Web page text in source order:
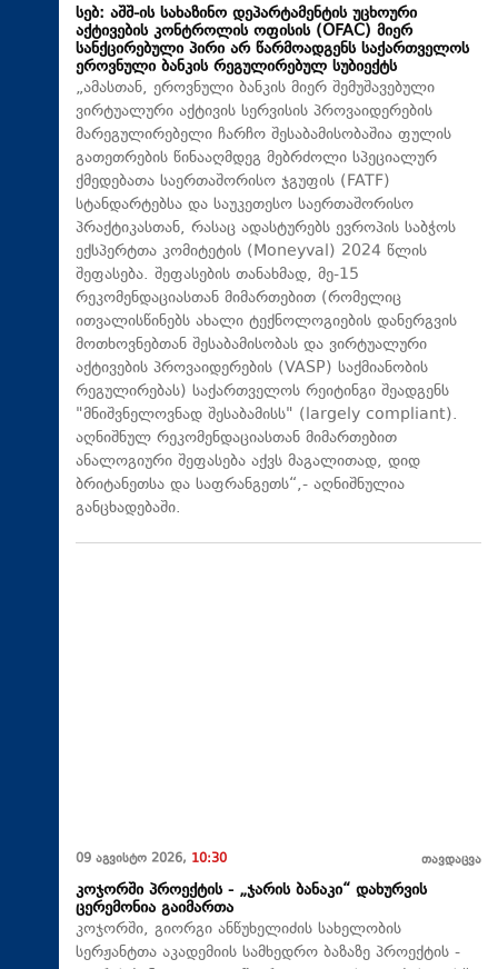
სებ: აშშ-ის სახაზინო დეპარტამენტის უცხოური
აქტივების კონტროლის ოფისის (OFAC) მიერ
სანქცირებული პირი არ წარმოადგენს საქართველოს
ეროვნული ბანკის რეგულირებულ სუბიექტს
„ამასთან, ეროვნული ბანკის მიერ შემუშავებული
ვირტუალური აქტივის სერვისის პროვაიდერების
მარეგულირებელი ჩარჩო შესაბამისობაშია ფულის
გათეთრების წინააღმდეგ მებრძოლი სპეციალურ
ქმედებათა საერთაშორისო ჯგუფის (FATF)
სტანდარტებსა და საუკეთესო საერთაშორისო
პრაქტიკასთან, რასაც ადასტურებს ევროპის საბჭოს
ექსპერტთა კომიტეტის (Moneyval) 2024 წლის
შეფასება. შეფასების თანახმად, მე-15
რეკომენდაციასთან მიმართებით (რომელიც
ითვალისწინებს ახალი ტექნოლოგიების დანერგვის
მოთხოვნებთან შესაბამისობას და ვირტუალური
აქტივების პროვაიდერების (VASP) საქმიანობის
რეგულირებას) საქართველოს რეიტინგი შეადგენს
"მნიშვნელოვნად შესაბამისს" (largely compliant).
აღნიშნულ რეკომენდაციასთან მიმართებით
ანალოგიური შეფასება აქვს მაგალითად, დიდ
ბრიტანეთსა და საფრანგეთს“,- აღნიშნულია
განცხადებაში.
09 აგვისტო 2026, 10:30 თავდაცვა
კოჯორში პროექტის - „ჯარის ბანაკი“ დახურვის
ცერემონია გაიმართა
კოჯორში, გიორგი ანწუხელიძის სახელობის
სერჟანტთა აკადემიის სამხედრო ბაზაზე პროექტის -